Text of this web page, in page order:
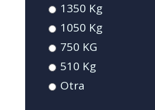
1350 Kg
1050 Kg
750 KG
510 Kg
Otra